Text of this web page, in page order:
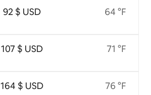
92 $ USD
107 $ USD
164 $ USD
64 °F
71 °F
76 °F